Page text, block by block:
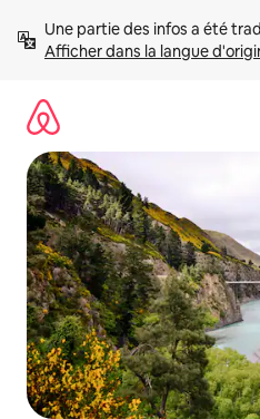
directement
Afficher dans la langue